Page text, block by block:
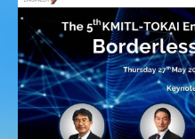
学生生活
グローバルネットワーク
学外連携